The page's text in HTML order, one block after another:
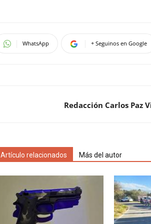
WhatsApp + Seguinos en Google
Redacción Carlos Paz
Artículo relacionados Más del autor